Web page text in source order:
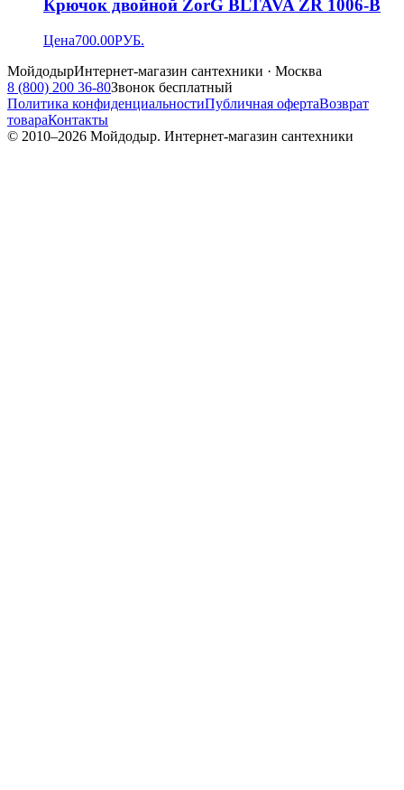
Крючок двойной ZorG BLTAVA ZR 1006-B
Цена700.00РУБ.
МойдодырИнтернет-магазин сантехники · Москва
8 (800) 200 36-80Звонок бесплатный
Политика конфиденциальностиПубличная офертаВозврат
товараКонтакты
© 2010–2026 Мойдодыр. Интернет-магазин сантехники